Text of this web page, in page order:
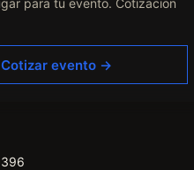
para tu evento. Cotizacion
Cotizar evento →